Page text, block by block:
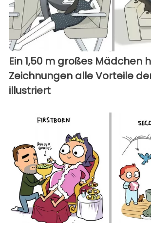
Ein 1,50 m großes Mädchen
Zeichnungen alle Vorteile
illustriert